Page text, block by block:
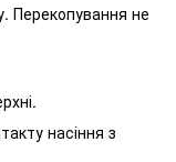
Перекопування не
насіння з